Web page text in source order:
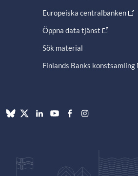
Europeiska centralbanken
Öppna data tjänst
Sök material
Finlands Banks konstsamling